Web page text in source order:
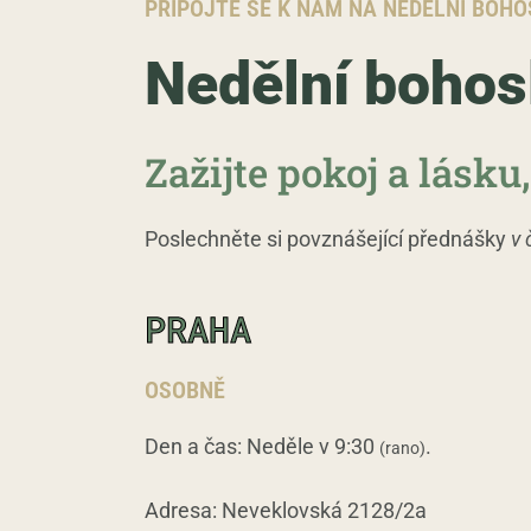
PŘIPOJTE SE K NÁM NA NEDĚLNÍ
Nedělní
Zažijte pokoj a
Poslechněte si povznášející přednášky v
PRAHA
OSOBNĚ
Den a čas: Neděle v 9:30 (rano).
Adresa: Neveklovská 2128/2a